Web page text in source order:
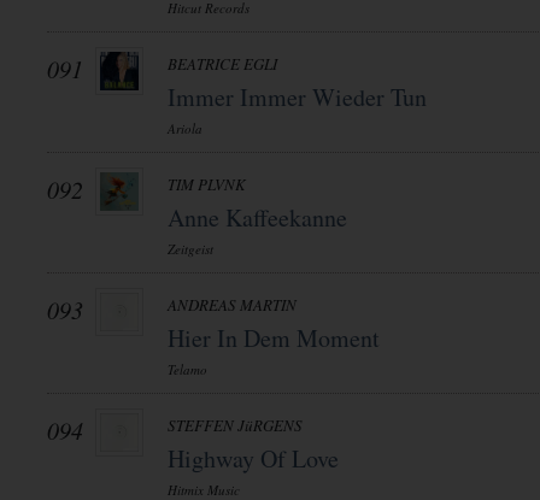
Hitcut Records
091 BEATRICE EGLI
Immer Immer Wieder Tun
Ariola
092 TIM PLVNK
Anne Kaffeekanne
Zeitgeist
093 ANDREAS MARTIN
Hier In Dem Moment
Telamo
094 STEFFEN JüRGENS
Highway Of Love
Hitmix Music